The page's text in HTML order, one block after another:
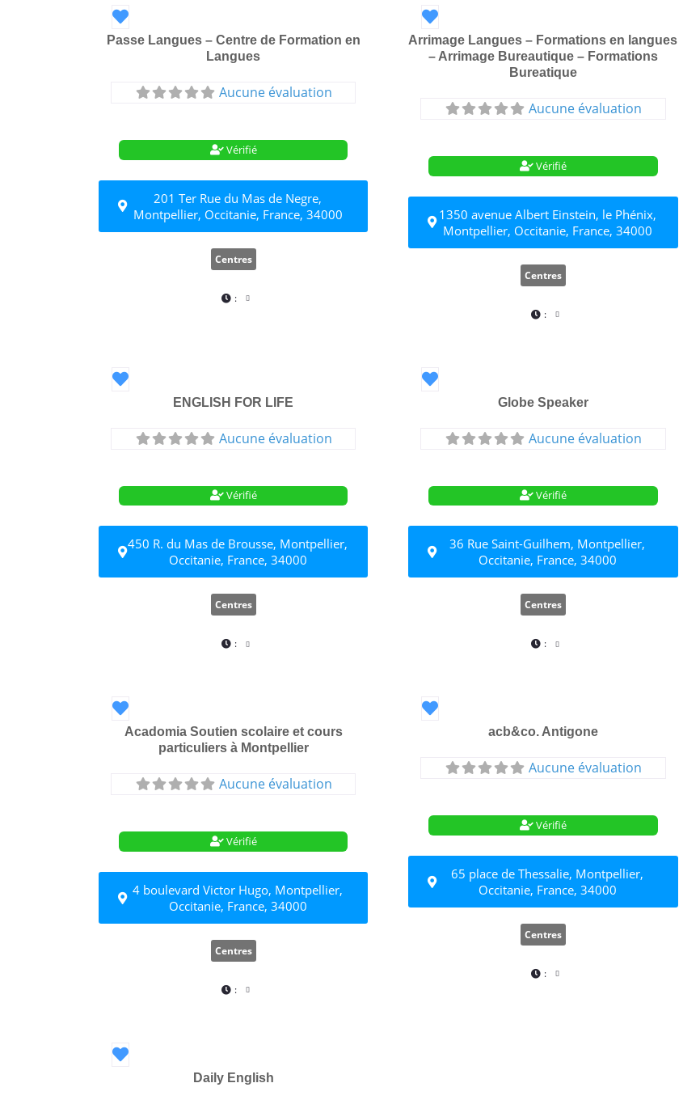
Favori
Passe Langues – Centre de Formation en
Langues
Aucune évaluation
Vérifié
201 Ter Rue du Mas de Negre,
Montpellier, Occitanie, France, 34000
Centres
:
Favori
Arrimage Langues – Formations en langues
– Arrimage Bureautique – Formations
Bureatique
Aucune évaluation
Vérifié
1350 avenue Albert Einstein, le Phénix,
Montpellier, Occitanie, France, 34000
Centres
:
Favori
ENGLISH FOR LIFE
Aucune évaluation
Vérifié
450 R. du Mas de Brousse, Montpellier,
Occitanie, France, 34000
Centres
:
Favori
Globe Speaker
Aucune évaluation
Vérifié
36 Rue Saint-Guilhem, Montpellier,
Occitanie, France, 34000
Centres
:
Favori
Acadomia Soutien scolaire et cours
particuliers à Montpellier
Aucune évaluation
Vérifié
4 boulevard Victor Hugo, Montpellier,
Occitanie, France, 34000
Centres
:
Favori
acb&co. Antigone
Aucune évaluation
Vérifié
65 place de Thessalie, Montpellier,
Occitanie, France, 34000
Centres
:
Favori
Daily English